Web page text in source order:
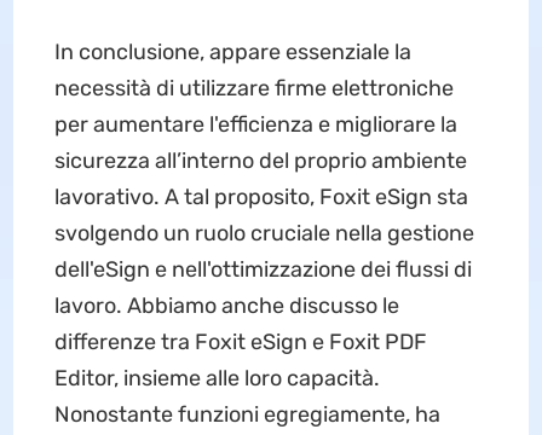
In conclusione, appare essenziale la
necessità di utilizzare firme elettroniche
per aumentare l'efficienza e migliorare la
sicurezza all’interno del proprio ambiente
lavorativo. A tal proposito, Foxit eSign sta
svolgendo un ruolo cruciale nella gestione
dell'eSign e nell'ottimizzazione dei flussi di
lavoro. Abbiamo anche discusso le
differenze tra Foxit eSign e Foxit PDF
Editor, insieme alle loro capacità.
Nonostante funzioni egregiamente, ha